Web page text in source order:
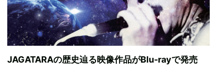
JAGATARAの歴史辿る映像作品がBlu-rayで発売